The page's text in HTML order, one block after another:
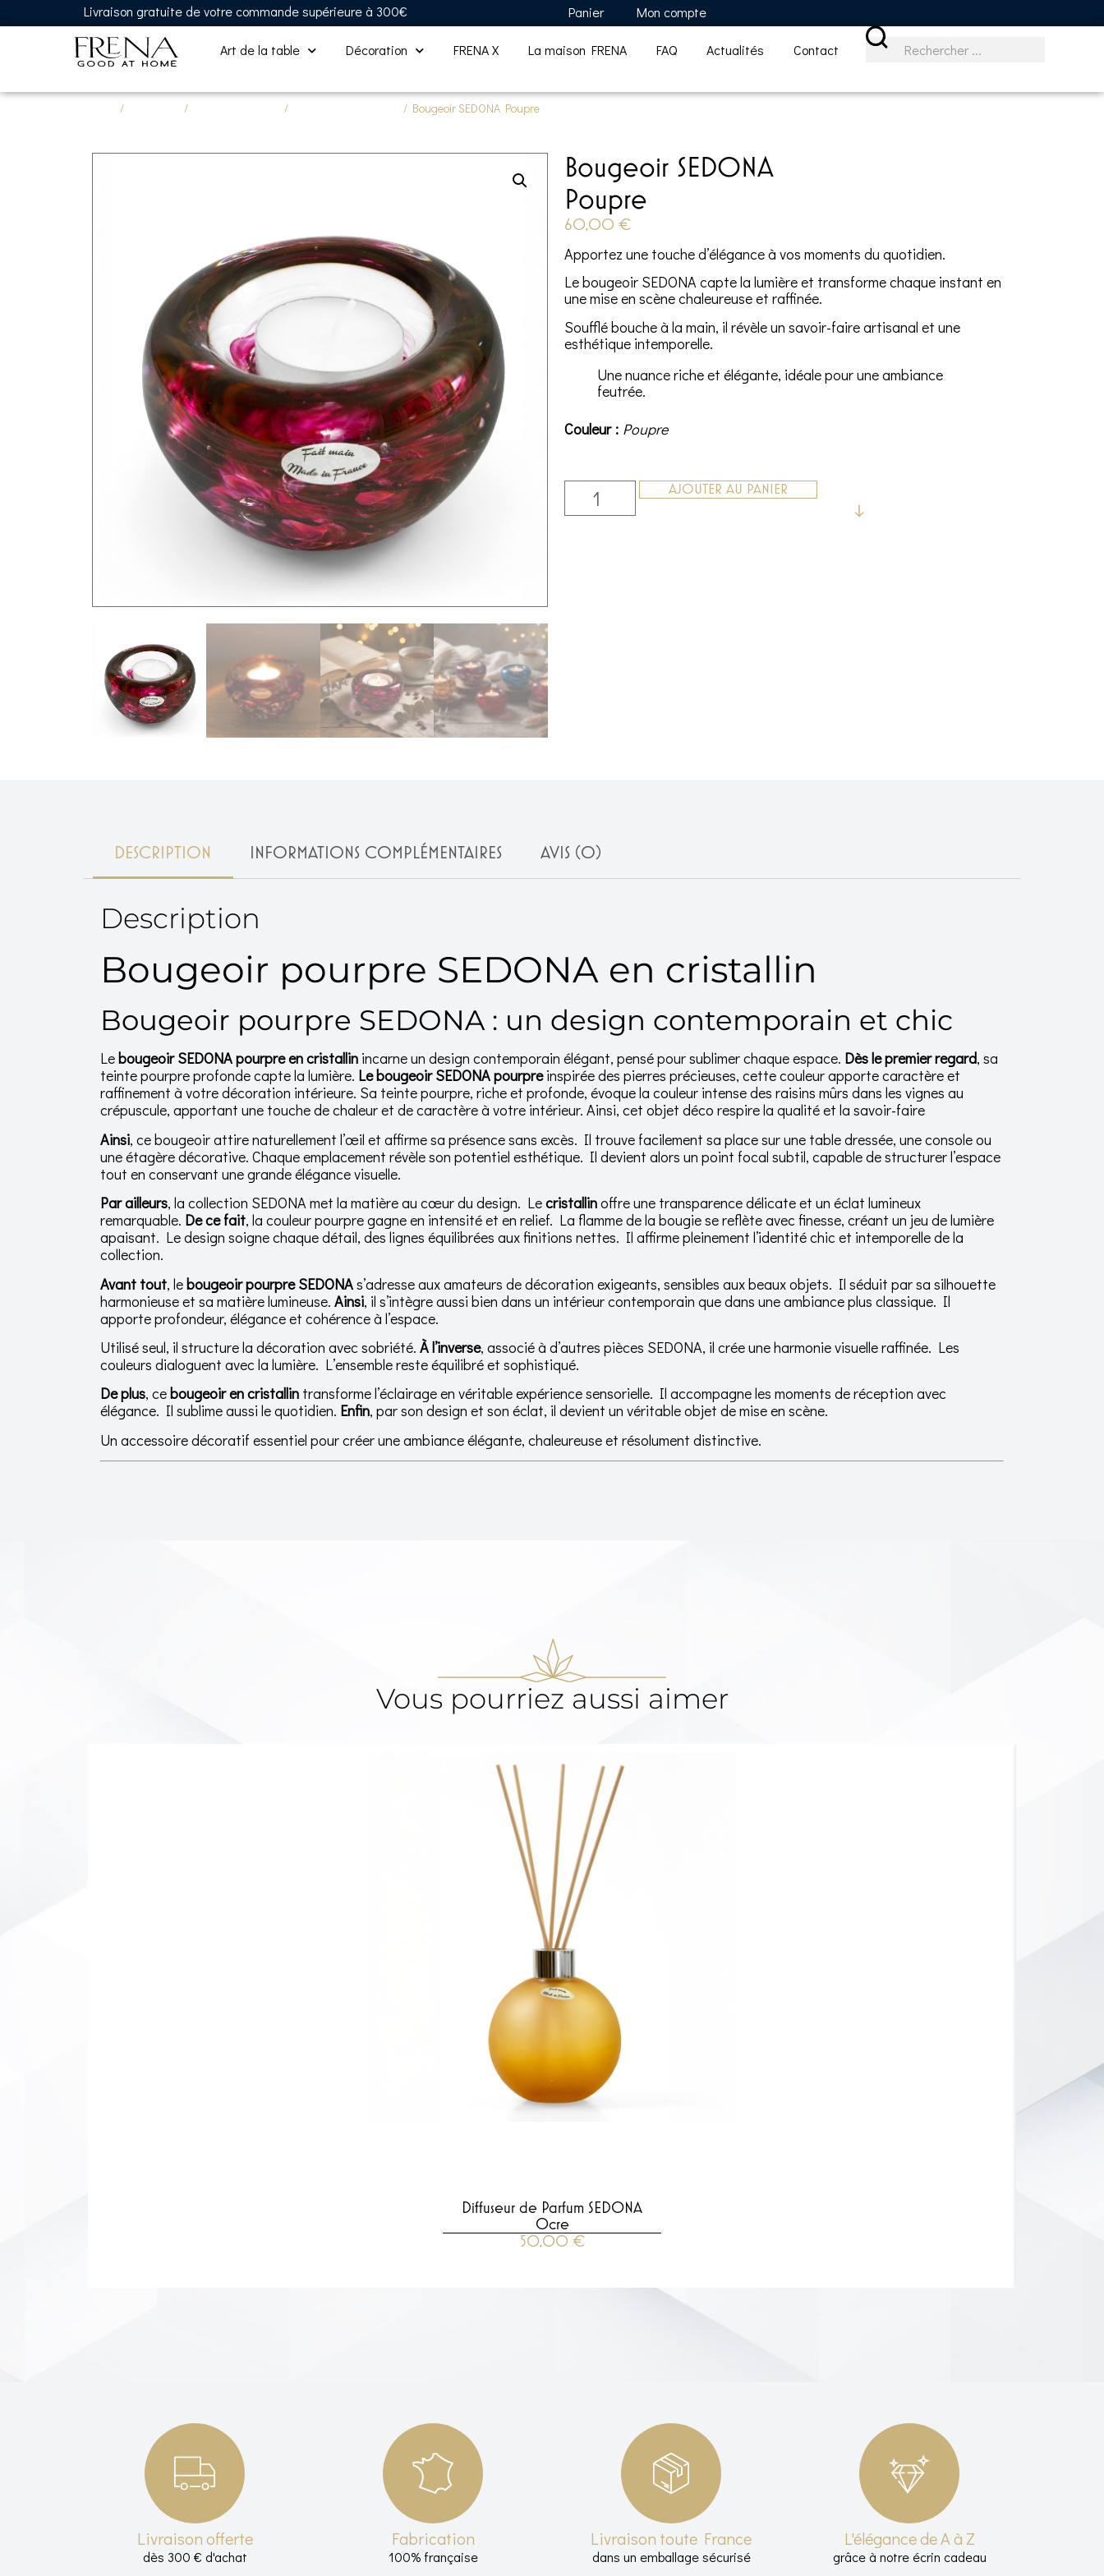
Livraison gratuite de votre commande supérieure à 300€ Panier Mon compte
Art de la table Décoration FRENA X La maison FRENA FAQ Actualités Contact
/ / / / Bougeoir SEDONA Poupre
Bougeoir SEDONA
Poupre
60,00€
Apportez une touche d’élégance à vos moments du quotidien.
Le bougeoir SEDONA capte la lumière et transforme chaque instant en
une mise en scène chaleureuse et raffinée.
Soufflé bouche à la main, il révèle un savoir-faire artisanal et une
esthétique intemporelle.
Une nuance riche et élégante, idéale pour une ambiance
feutrée.
Couleur
Poupre
AJOUTER AU PANIER
DESCRIPTION INFORMATIONS COMPLÉMENTAIRES AVIS (0)
Description
Bougeoir pourpre SEDONA en cristallin
Bougeoir pourpre SEDONA : un design contemporain et chic
Lebougeoir SEDONA pourpre en cristallin incarne un design contemporain élégant, pensé pour sublimer chaque espace. Dès le premier regard, sa
teinte pourpre profonde capte la lumière. Le bougeoir SEDONA pourpreinspirée des pierres précieuses, cette couleur apporte caractère et
raffinement à votre décoration intérieure. Sa teinte pourpre, riche et profonde, évoque la couleur intense des raisins mûrs dans les vignes au
crépuscule, apportant une touche de chaleur et de caractère à votre intérieur. Ainsi, cet objet déco respire la qualité et la savoir-faire
Ainsi, ce bougeoir attire naturellement l’œil et affirme sa présence sans excès. Il trouve facilement sa place sur une table dressée, une console ou
une étagère décorative. Chaque emplacement révèle son potentiel esthétique. Il devient alors un point focal subtil, capable de structurer l’espace
tout en conservant une grande élégance visuelle.
Par ailleurs, la collection SEDONA met la matière au cœur du design. Lecristallinoffre une transparence délicate et un éclat lumineux
remarquable. De ce fait, la couleur pourpre gagne en intensité et en relief. La flamme de la bougie se reflète avec finesse, créant un jeu de lumière
apaisant. Le design soigne chaque détail, des lignes équilibrées aux finitions nettes. Il affirme pleinement l’identité chic et intemporelle de la
collection.
Avant tout, lebougeoir pourpre SEDONAs’adresse aux amateurs de décoration exigeants, sensibles aux beaux objets. Il séduit par sa silhouette
harmonieuse et sa matière lumineuse. Ainsi, il s’intègre aussi bien dans un intérieur contemporain que dans une ambiance plus classique. Il
apporte profondeur, élégance et cohérence à l’espace.
Utilisé seul, il structure la décoration avec sobriété. À l’inverse, associé à d’autres pièces SEDONA, il crée une harmonie visuelle raffinée. Les
couleurs dialoguent avec la lumière. L’ensemble reste équilibré et sophistiqué.
De plus, cebougeoir en cristallin transforme l’éclairage en véritable expérience sensorielle. Il accompagne les moments de réception avec
élégance. Il sublime aussi le quotidien. Enfin, par son design et son éclat, il devient un véritable objet de mise en scène.
Un accessoire décoratif essentiel pour créer une ambiance élégante, chaleureuse et résolument distinctive.
Vous pourriez aussi aimer
Diffuseur de Parfum SEDONA
Ocre
50,00 €
Livraison offerte
dès 300 € d'achat
Fabrication
100% française
Livraison toute France
dans un emballage sécurisé
L'élégance de A à Z
grâce à notre écrin cadeau